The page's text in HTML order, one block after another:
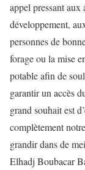
appel pressant aux
développement,
personnes de
forage ou la mise
potable afin de
garantir un accès
grand souhait est
complètement
grandir dans de
Elhadj Boubacar